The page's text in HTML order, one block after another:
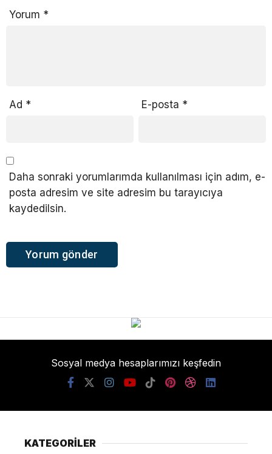
Yorum *
Ad * E-posta *
Daha sonraki yorumlarımda kullanılması için adım, e-
posta adresim ve site adresim bu tarayıcıya
kaydedilsin.
Sosyal medya hesaplarımızı keşfedin
KATEGORİLER